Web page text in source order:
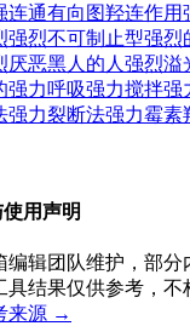
连通有向图羟连作用
强烈不可制止型强烈
厌恶黑人的人 强烈溢
强力呼吸强力搅拌强
强力裂断法强力霉素
用声明
编辑团队维护，部分
结果仅供参考，不
来源 →